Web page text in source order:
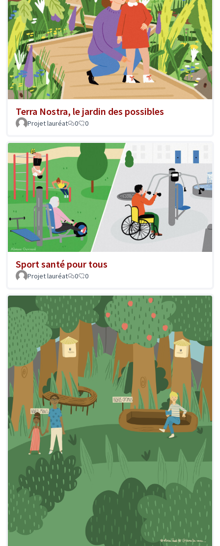
Terra Nostra, le jardin des possibles
Projet lauréat 0 0
Sport santé pour tous
Projet lauréat 0 0